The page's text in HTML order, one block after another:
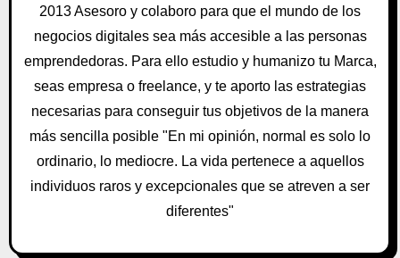
e
n
t
r
a
2013 Asesoro y colaboro para que el mundo de los
negocios digitales sea más accesible a las personas
emprendedoras. Para ello estudio y humanizo tu Marca,
seas empresa o freelance, y te aporto las estrategias
necesarias para conseguir tus objetivos de la manera
más sencilla posible "En mi opinión, normal es solo lo
ordinario, lo mediocre. La vida pertenece a aquellos
individuos raros y excepcionales que se atreven a ser
diferentes"